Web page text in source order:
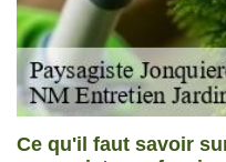
Ce qu'il faut savoir